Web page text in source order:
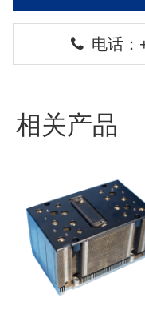
电话：
相关产品